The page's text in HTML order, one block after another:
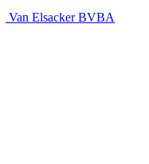
Van Elsacker BVBA